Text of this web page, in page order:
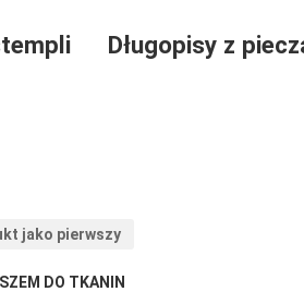
Długopisy z
jako pierwszy
DO TKANIN